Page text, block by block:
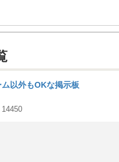
以外もOKな掲示板
14450